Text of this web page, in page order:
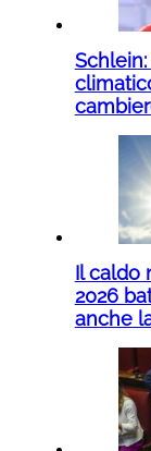
Il caldo
2026
anche